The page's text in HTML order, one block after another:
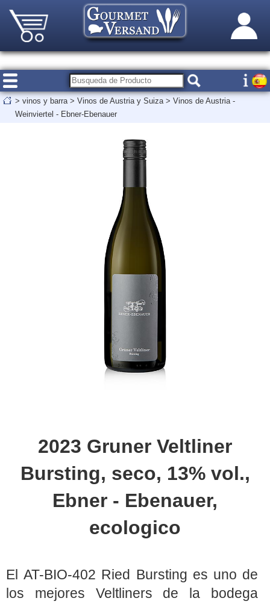
> vinos y barra > Vinos de Austria y Suiza > Vinos de Austria -
Weinviertel - Ebner-Ebenauer
2023 Gruner Veltliner
Bursting, seco, 13% vol.,
Ebner - Ebenauer,
ecologico
El AT-BIO-402 Ried Bursting es uno de
los mejores Veltliners de la bodega